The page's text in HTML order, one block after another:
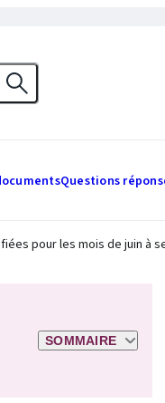
Questions
pour les mois de juin à
SOMMAIRE